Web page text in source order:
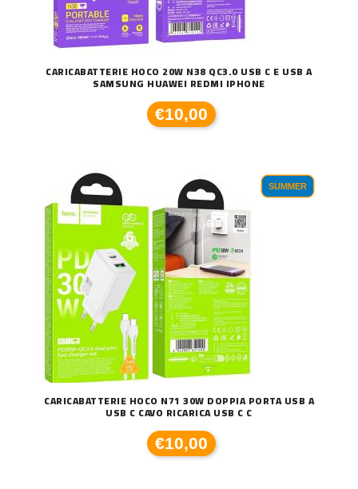
CARICABATTERIE HOCO 20W N38 QC3.0 USB C E USB A
SAMSUNG HUAWEI REDMI IPHONE
€10,00
SUMMER
CARICABATTERIE HOCO N71 30W DOPPIA PORTA USB A
USB C CAVO RICARICA USB C C
€10,00